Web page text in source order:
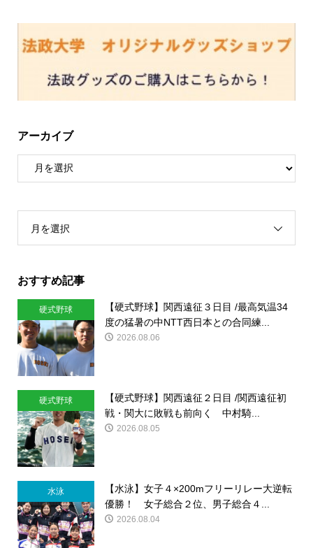
アーカイブ
月を選択
おすすめ記事
硬式野球
【硬式野球】関西遠征３日目 /最高気温34
度の猛暑の中NTT西日本との合同練...
2026.08.06
硬式野球
【硬式野球】関西遠征２日目 /関西遠征初
戦・関大に敗戦も前向く 中村騎...
2026.08.05
水泳
【水泳】女子４×200mフリーリレー大逆転
優勝！ 女子総合２位、男子総合４...
2026.08.04